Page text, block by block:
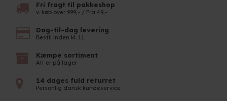
Fri fragt til pakkeshop
v. køb over 999,- / Fra 49,-
Dag-til-dag levering
Bestil inden kl. 11
Kæmpe sortiment
Alt er på lager
14 dages fuld returret
Personlig dansk kundeservice